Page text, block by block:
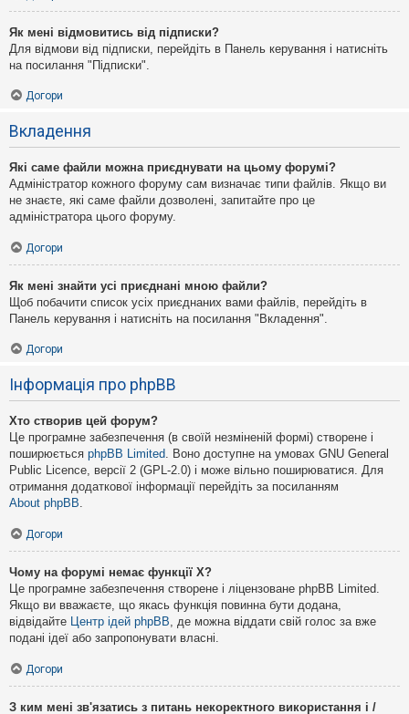
Як мені відмовитись від підписки?
Для відмови від підписки, перейдіть в Панель керування і натисніть
на посилання "Підписки".
Догори
Вкладення
Які саме файли можна приєднувати на цьому форумі?
Адміністратор кожного форуму сам визначає типи файлів. Якщо ви
не знаєте, які саме файли дозволені, запитайте про це
адміністратора цього форуму.
Догори
Як мені знайти усі приєднані мною файли?
Щоб побачити список усіх приєднаних вами файлів, перейдіть в
Панель керування і натисніть на посилання "Вкладення".
Догори
Інформація про phpBB
Хто створив цей форум?
Це програмне забезпечення (в своїй незміненій формі) створене і
поширюється phpBB Limited. Воно доступне на умовах GNU General
Public Licence, версії 2 (GPL-2.0) і може вільно поширюватися. Для
отримання додаткової інформації перейдіть за посиланням
About phpBB.
Догори
Чому на форумі немає функції X?
Це програмне забезпечення створене і ліцензоване phpBB Limited.
Якщо ви вважаєте, що якась функція повинна бути додана,
відвідайте Центр ідей phpBB, де можна віддати свій голос за вже
подані ідеї або запропонувати власні.
Догори
З ким мені зв'язатись з питань некоректного використання і /